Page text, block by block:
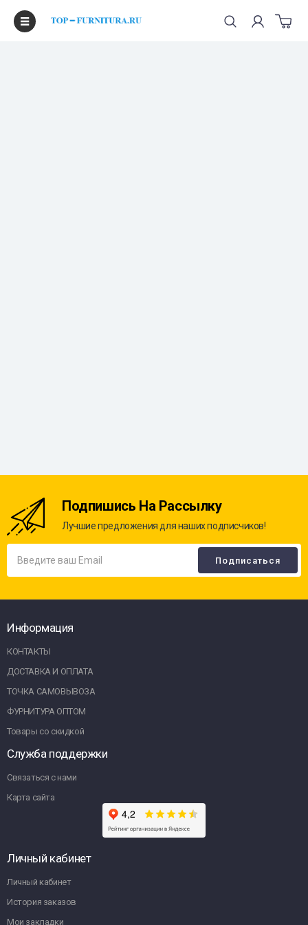
Подпишись На Рассылку
Лучшие предложения для наших подписчиков!
Информация
КОНТАКТЫ
ДОСТАВКА И ОПЛАТА
ТОЧКА САМОВЫВОЗА
ФУРНИТУРА ОПТОМ
Товары со скидкой
Служба поддержки
Связаться с нами
Карта сайта
Личный кабинет
Личный кабинет
История заказов
Мои закладки